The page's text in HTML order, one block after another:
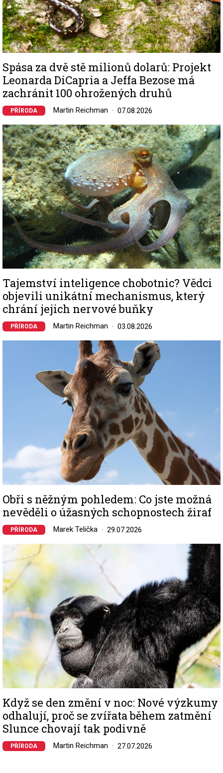
Spása za dvě stě milionů dolarů: Projekt
Leonarda DiCapria a Jeffa Bezose má
zachránit 100 ohrožených druhů
PŘÍRODA Martin Reichman 07.08.2026
Image
Tajemství inteligence chobotnic? Vědci
objevili unikátní mechanismus, který
chrání jejich nervové buňky
PŘÍRODA Martin Reichman 03.08.2026
Obři s něžným pohledem: Co jste možná
nevěděli o úžasných schopnostech žiraf
PŘÍRODA Marek Telička 29.07.2026
Image
Když se den změní v noc: Nové výzkumy
odhalují, proč se zvířata během zatmění
Slunce chovají tak podivně
PŘÍRODA Martin Reichman 27.07.2026